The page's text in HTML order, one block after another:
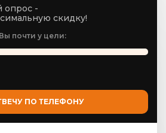
опрос -
скидку!
Вы почти у цели:
ПО ТЕЛЕФОНУ